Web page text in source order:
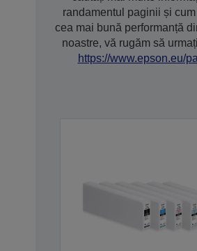
randamentul paginii și
cea mai bună performanță
noastre, vă rugăm să
https://www.epson.eu/